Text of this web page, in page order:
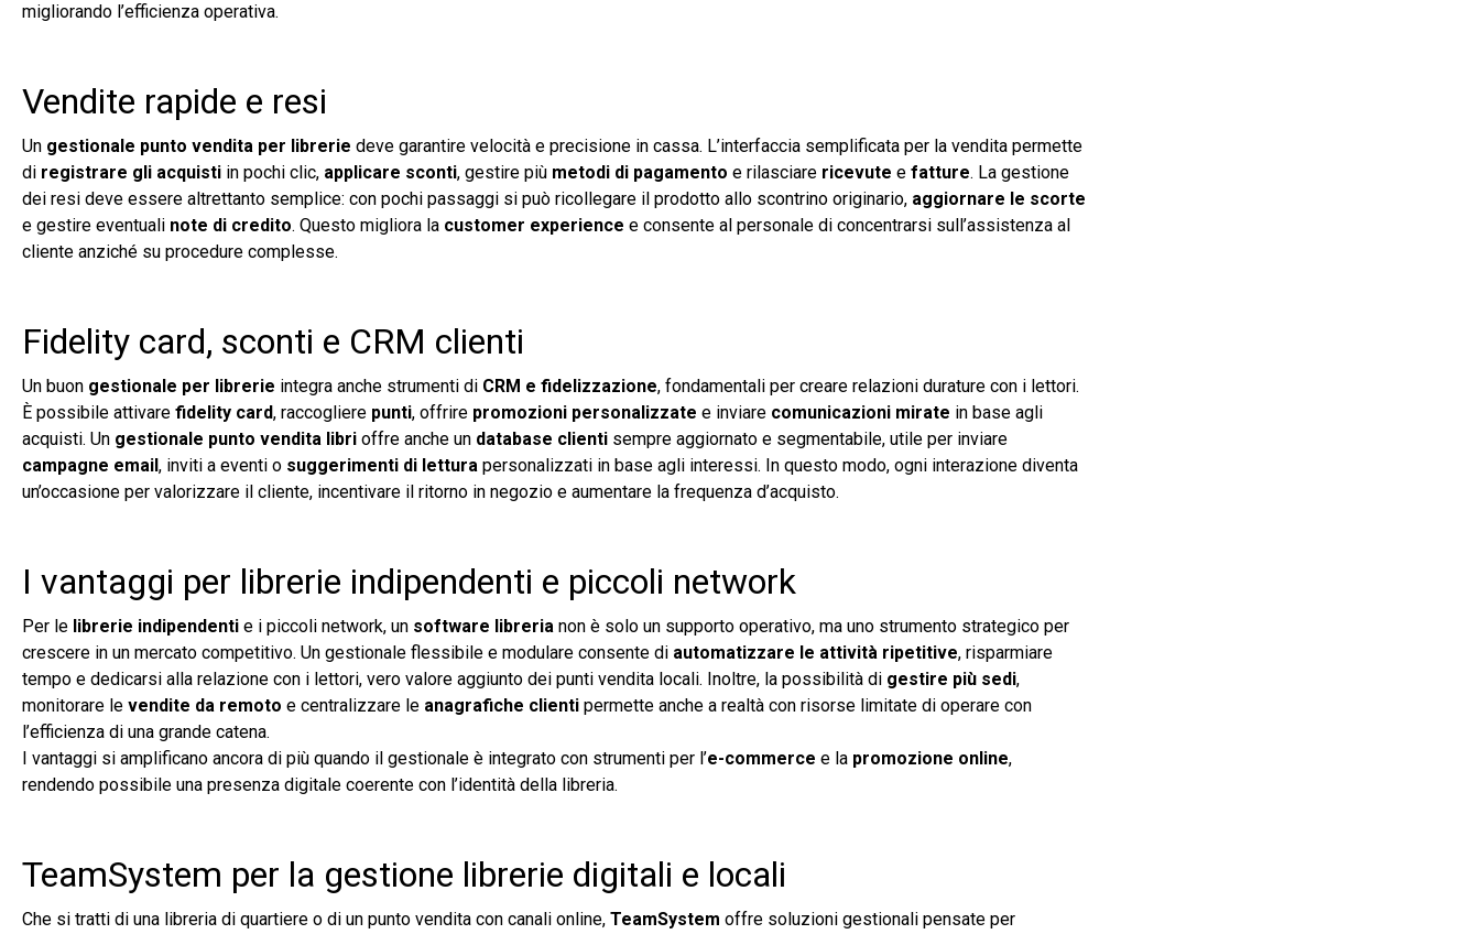
migliorando l’efficienza operativa.
Vendite rapide e resi
Un gestionale punto vendita per librerie deve garantire velocità e precisione in cassa. L’interfaccia semplificata per la vendita permette
di registrare gli acquisti in pochi clic, applicare sconti, gestire più metodi di pagamento e rilasciare ricevute e fatture. La gestione
dei resi deve essere altrettanto semplice: con pochi passaggi si può ricollegare il prodotto allo scontrino originario, aggiornare le scorte
e gestire eventuali note di credito. Questo migliora la customer experience e consente al personale di concentrarsi sull’assistenza al
cliente anziché su procedure complesse.
Fidelity card, sconti e CRM clienti
Un buon gestionale per librerie integra anche strumenti di CRM e fidelizzazione, fondamentali per creare relazioni durature con i lettori.
È possibile attivare fidelity card, raccogliere punti, offrire promozioni personalizzate e inviare comunicazioni mirate in base agli
acquisti. Un gestionale punto vendita libri offre anche un database clienti sempre aggiornato e segmentabile, utile per inviare
campagne email , inviti a eventi o suggerimenti di lettura personalizzati in base agli interessi. In questo modo, ogni interazione diventa
un’occasione per valorizzare il cliente, incentivare il ritorno in negozio e aumentare la frequenza d’acquisto.
I vantaggi per librerie indipendenti e piccoli network
Per le librerie indipendenti e i piccoli network, un software libreria non è solo un supporto operativo, ma uno strumento strategico per
crescere in un mercato competitivo. Un gestionale flessibile e modulare consente di automatizzare le attività ripetitive, risparmiare
tempo e dedicarsi alla relazione con i lettori, vero valore aggiunto dei punti vendita locali. Inoltre, la possibilità di gestire più sedi,
monitorare le vendite da remoto e centralizzare le anagrafiche clienti permette anche a realtà con risorse limitate di operare con
l’efficienza di una grande catena.
I vantaggi si amplificano ancora di più quando il gestionale è integrato con strumenti per l’e-commerce e la promozione online,
rendendo possibile una presenza digitale coerente con l’identità della libreria.
TeamSystem per la gestione librerie digitali e locali
Che si tratti di una libreria di quartiere o di un punto vendita con canali online, TeamSystem offre soluzioni gestionali pensate per